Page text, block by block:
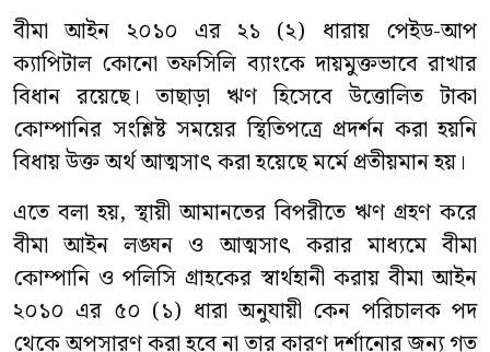
বীমা আইন ২০১০ এর ২১ (২) ধারায় পেইড-আপ
ক্যাপিটাল কোনো তফসিলি ব্যাংকে দায়মুক্তভাবে রাখার
বিধান রয়েছে। তাছাড়া ঋণ হিসেবে উত্তোলিত টাকা
কোম্পানির সংশ্লিষ্ট সময়ের স্থিতিপত্রে প্রদর্শন করা হয়নি
বিধায় উক্ত অর্থ আত্মসাৎ করা হয়েছে মর্মে প্রতীয়মান হয়।
এতে বলা হয়, স্থায়ী আমানতের বিপরীতে ঋণ গ্রহণ করে
বীমা আইন লঙ্ঘন ও আত্মসাৎ করার মাধ্যমে বীমা
কোম্পানি ও পলিসি গ্রাহকের স্বার্থহানী করায় বীমা আইন
২০১০ এর ৫০ (১) ধারা অনুযায়ী কেন পরিচালক পদ
থেকে অপসারণ করা হবে না তার কারণ দর্শানোর জন্য গত